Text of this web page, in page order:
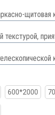
щитовая
текстурой,
600*2000